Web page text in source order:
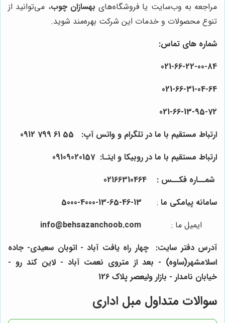
مراجعه به وب‌سایت یا فروشگاه‌های بهسازان چوب، می‌توانید از
تنوع محصولات و خدمات این شرکت بهره‌مند شوید.
شماره های تماس:
021-66-22-00-84
021-66-31-04-64
021-66-13-95-72
ارتباط مستقیم با ما در تلگرام و واتس آپ:
0912 799 61 55
ارتباط مستقیم با ما در روبیکا و ایتـا: 0910
9020157
شمــاره فکــس :
02166310464
سامانه پیامکی ما :
13-46-65-13-4000-5000
ایمیل ما :
info@behsazanchoob.com
آدرس دفتر سایت: چهار راه یافت آباد - اتوبان سعیدی- جاده
اسلامشهر(ساوه) - بعد از متروی نعمت آباد - لاین کند رو -
خیابان نامدار - بازار ولیعصر پلاک 126
سوالات متداول مبل اداری